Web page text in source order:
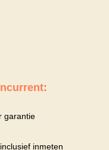
garantie
inmeten